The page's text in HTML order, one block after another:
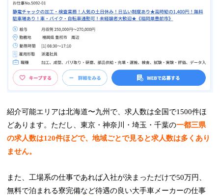
紹介可能エリアは北海道〜九州で、求人数は全国で1500件ほ
どあります。ただし、東京・神奈川・埼玉・千葉の一都三県
の求人数は120件ほどで、地域ごとで見ると求人数は多くあり
ません。
また、工場系の仕事であれば入社が決まっただけで50万円、
無料で泊まれる寮完備など待遇の良い大手車メーカーの仕事